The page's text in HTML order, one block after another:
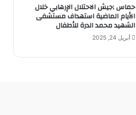
حماس ;جيش الاحتلال الإرهابي خلال
الأيام الماضية استهداف مستشفى
الشهيد محمد الدرة للأطفال
أبريل 24, 2025